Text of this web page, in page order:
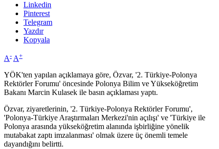
Linkedin
Pinterest
Telegram
Yazdır
Kopyala
A- A+
YÖK'ten yapılan açıklamaya göre, Özvar, '2. Türkiye-Polonya
Rektörler Forumu' öncesinde Polonya Bilim ve Yükseköğretim
Bakanı Marcin Kulasek ile basın açıklaması yaptı.
Özvar, ziyaretlerinin, '2. Türkiye-Polonya Rektörler Forumu',
'Polonya-Türkiye Araştırmaları Merkezi'nin açılışı' ve 'Türkiye ile
Polonya arasında yükseköğretim alanında işbirliğine yönelik
mutabakat zaptı imzalanması' olmak üzere üç önemli temele
dayandığını belirtti.